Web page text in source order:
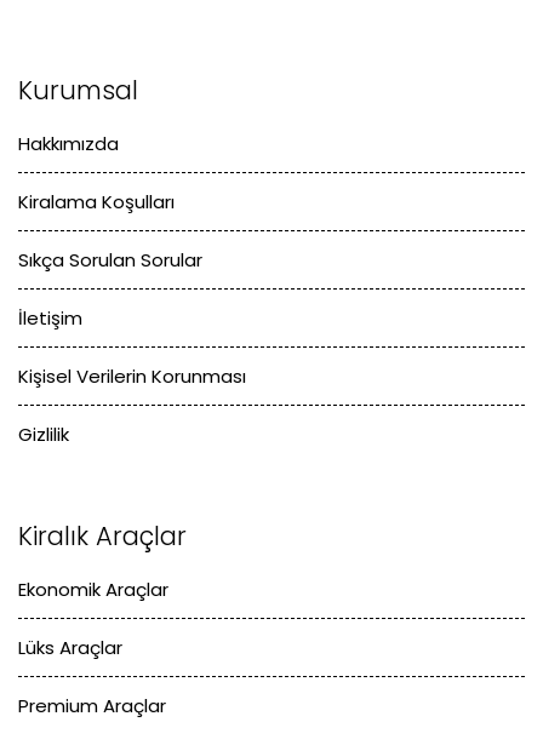
Kurumsal
Hakkımızda
Kiralama Koşulları
Sıkça Sorulan Sorular
İletişim
Kişisel Verilerin Korunması
Gizlilik
Kiralık Araçlar
Ekonomik Araçlar
Lüks Araçlar
Premium Araçlar